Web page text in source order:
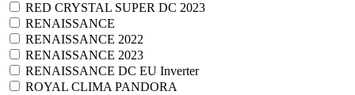
RED CRYSTAL SUPER DC 2023
RENAISSANCE
RENAISSANCE 2022
RENAISSANCE 2023
RENAISSANCE DC EU Inverter
ROYAL CLIMA PANDORA